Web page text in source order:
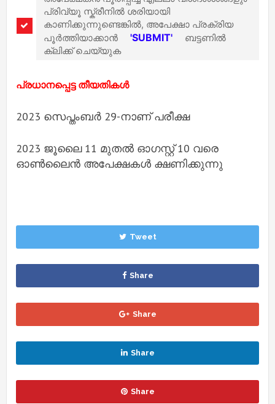
പ്രിവ്യൂ സ്ക്രീനിൽ ശരിയായി
കാണിക്കുന്നുണ്ടെങ്കിൽ, അപേക്ഷാ പ്രക്രിയ
പൂർത്തിയാക്കാൻ
'SUBMIT'
ബട്ടണിൽ
ക്ലിക്ക് ചെയ്യുക
പ്രധാനപ്പെട്ട തീയതികൾ
2023 സെപ്തംബർ 29-നാണ് പരീക്ഷ
2023 ജൂലൈ 11 മുതൽ ഓഗസ്റ്റ് 10 വരെ
ഓൺലൈൻ അപേക്ഷകൾ ക്ഷണിക്കുന്നു
Tweet
Share
Share
Share
Share